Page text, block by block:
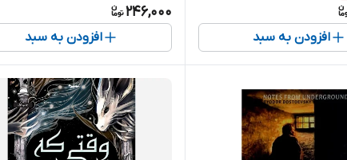
افزودن به سبد
246,000
افزودن به سبد